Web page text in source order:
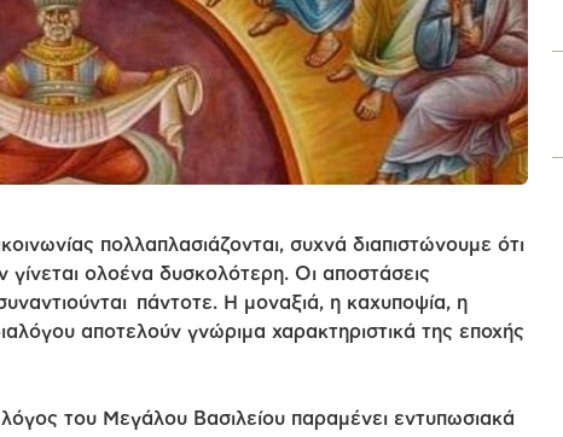
πολλαπλασιάζονται, συχνά διαπιστώνουμε ότι
ολοένα δυσκολότερη. Οι αποστάσεις
πάντοτε. Η μοναξιά, η καχυποψία, η
αποτελούν γνώριμα χαρακτηριστικά της εποχής
του Μεγάλου Βασιλείου παραμένει εντυπωσιακά